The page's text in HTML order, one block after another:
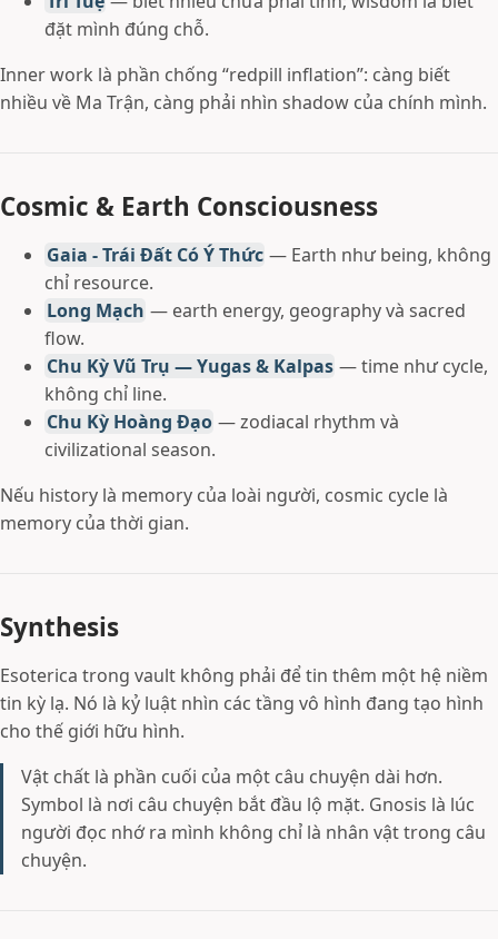
đặt mình đúng chỗ.
Inner work là phần chống “redpill inflation”: càng biết
nhiều về Ma Trận, càng phải nhìn shadow của chính mình.
Cosmic & Earth Consciousness
Gaia - Trái Đất Có Ý Thức — Earth như being, không
chỉ resource.
Long Mạch — earth energy, geography và sacred
flow.
Chu Kỳ Vũ Trụ — Yugas & Kalpas — time như cycle,
không chỉ line.
Chu Kỳ Hoàng Đạo — zodiacal rhythm và
civilizational season.
Nếu history là memory của loài người, cosmic cycle là
memory của thời gian.
Synthesis
Esoterica trong vault không phải để tin thêm một hệ niềm
tin kỳ lạ. Nó là kỷ luật nhìn các tầng vô hình đang tạo hình
cho thế giới hữu hình.
Vật chất là phần cuối của một câu chuyện dài hơn.
Symbol là nơi câu chuyện bắt đầu lộ mặt. Gnosis là lúc
người đọc nhớ ra mình không chỉ là nhân vật trong câu
chuyện.